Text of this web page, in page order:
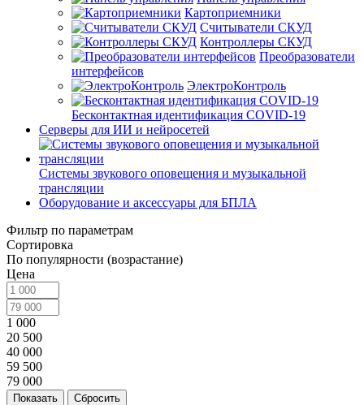
Картоприемники
Считыватели СКУД
Контроллеры СКУД
Преобразователи
интерфейсов
ЭлектроКонтроль
Бесконтактная идентификация COVID-19
Серверы для ИИ и нейросетей
Системы звукового оповещения и музыкальной
трансляции
Оборудование и аксессуары для БПЛА
Фильтр по параметрам
Сортировка
По популярности (возрастание)
Цена
1 000
20 500
40 000
59 500
79 000
Сбросить